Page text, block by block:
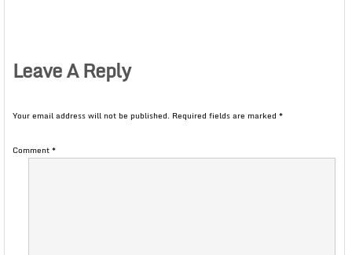
Leave A Reply
Your email address will not be published. Required fields are marked *
Comment*